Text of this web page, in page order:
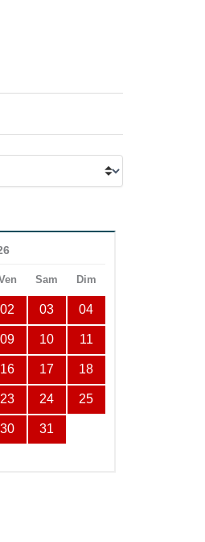
Sam Dim
02 03 04
09 10 11
16 17 18
23 24 25
30 31